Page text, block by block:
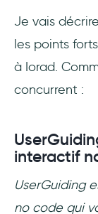
Je vais
les points
à Iorad.
concurrent :
interactif
UserGuiding
no code qui